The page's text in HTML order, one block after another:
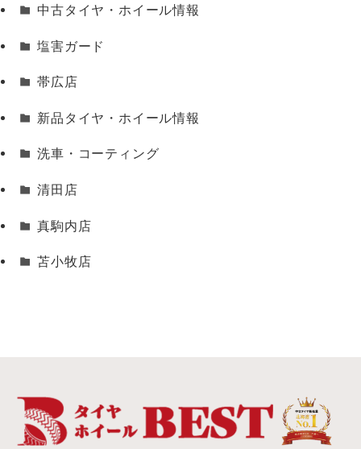
中古タイヤ・ホイール情報
塩害ガード
帯広店
新品タイヤ・ホイール情報
洗車・コーティング
清田店
真駒内店
苫小牧店